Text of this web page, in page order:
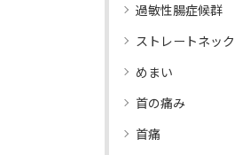
過敏性腸症候群
ストレートネック
めまい
首の痛み
首痛